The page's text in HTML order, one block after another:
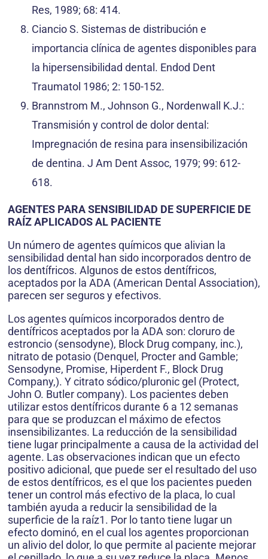
Res, 1989; 68: 414.
Ciancio S. Sistemas de distribución e
importancia clínica de agentes disponibles para
la hipersensibilidad dental. Endod Dent
Traumatol 1986; 2: 150-152.
Brannstrom M., Johnson G., Nordenwall K.J.:
Transmisión y control de dolor dental:
Impregnación de resina para insensibilización
de dentina. J Am Dent Assoc, 1979; 99: 612-
618.
AGENTES PARA SENSIBILIDAD DE SUPERFICIE DE
RAÍZ APLICADOS AL PACIENTE
Un número de agentes químicos que alivian la
sensibilidad dental han sido incorporados dentro de
los dentífricos. Algunos de estos dentífricos,
aceptados por la ADA (American Dental Association),
parecen ser seguros y efectivos.
Los agentes químicos incorporados dentro de
dentífricos aceptados por la ADA son: cloruro de
estroncio (sensodyne), Block Drug company, inc.),
nitrato de potasio (Denquel, Procter and Gamble;
Sensodyne, Promise, Hiperdent F., Block Drug
Company,). Y citrato sódico/pluronic gel (Protect,
John O. Butler company). Los pacientes deben
utilizar estos dentífricos durante 6 a 12 semanas
para que se produzcan el máximo de efectos
insensibilizantes. La reducción de la sensibilidad
tiene lugar principalmente a causa de la actividad del
agente. Las observaciones indican que un efecto
positivo adicional, que puede ser el resultado del uso
de estos dentífricos, es el que los pacientes pueden
tener un control más efectivo de la placa, lo cual
también ayuda a reducir la sensibilidad de la
superficie de la raíz1. Por lo tanto tiene lugar un
efecto dominó, en el cual los agentes proporcionan
un alivio del dolor, lo que permite al paciente mejorar